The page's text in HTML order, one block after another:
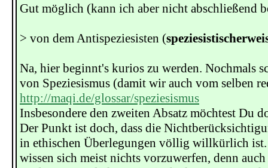
Gut möglich (kann ich aber nicht abschließend
> von dem Antispeziesisten (
Na, hier beginnt's kurios zu werden. Nochmals
von Speziesismus (damit wir auch vom selben
http://maqi.de/glossar/speziesismus
Insbesondere den zweiten Absatz möchtest Du
Der Punkt ist doch, dass die
in ethischen Überlegungen völlig willkürlich ist.
wissen sich meist nichts vorzuwerfen, denn